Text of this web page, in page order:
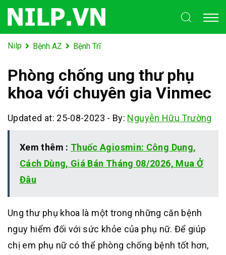
Nilp Bệnh AZ Bệnh Trĩ
Phòng chống ung thư phụ
khoa với chuyên gia Vinmec
Updated at: 25-08-2023 - By: Nguyễn Hữu Trường
Xem thêm : Thuốc Agiosmin: Công Dụng,
Cách Dùng, Giá Bán Tháng 08/2026, Mua Ở
Đâu
Ung thư phụ khoa là một trong những căn bệnh
nguy hiểm đối với sức khỏe của phụ nữ. Để giúp
chị em phụ nữ có thể phòng chống bệnh tốt hơn,